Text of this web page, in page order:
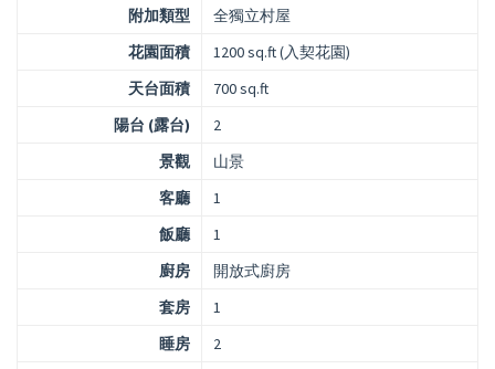
附加類型
全獨立村屋
花園面積
1200 sq.ft (入契花園)
天台面積
700 sq.ft
陽台 (露台)
2
景觀
山景
客廳
1
飯廳
1
廚房
開放式廚房
套房
1
睡房
2